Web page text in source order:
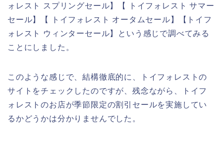
ォレスト スプリングセール】【 トイフォレスト サマー
セール】【 トイフォレスト オータムセール】【トイフ
ォレスト ウィンターセール】という感じで調べてみる
ことにしました。
このような感じで、結構徹底的に、トイフォレストの
サイトをチェックしたのですが、残念ながら、トイフ
ォレストのお店が季節限定の割引セールを実施してい
るかどうかは分かりませんでした。